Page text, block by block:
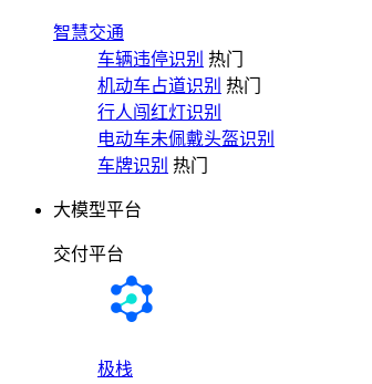
智慧交通
车辆违停识别 热门
机动车占道识别 热门
行人闯红灯识别
电动车未佩戴头盔识别
车牌识别 热门
大模型平台
交付平台
极栈